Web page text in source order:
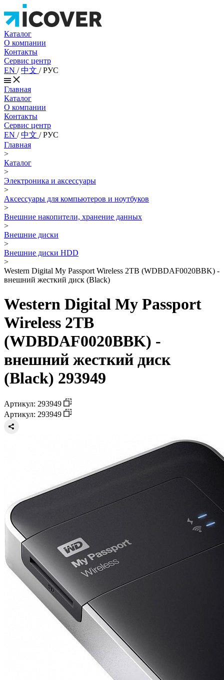
Каталог
О компании
Контакты
Сервис центр
EN /中文 /РУС
Главная
Каталог
О компании
Контакты
Сервис центр
EN /中文 /РУС
Главная
>
Каталог
>
Электроника и аксессуары
>
Аксессуары для компьютеров и ноутбуков
>
Внешние накопители, хранение данных
>
Внешние диски
>
Внешние диски HDD
>
Western Digital My Passport Wireless 2TB (WDBDAF0020BBK) -
внешний жесткий диск (Black)
Western Digital My Passport
Wireless 2TB
(WDBDAF0020BBK) -
внешний жесткий диск
(Black) 293949
Артикул: 293949
Артикул: 293949